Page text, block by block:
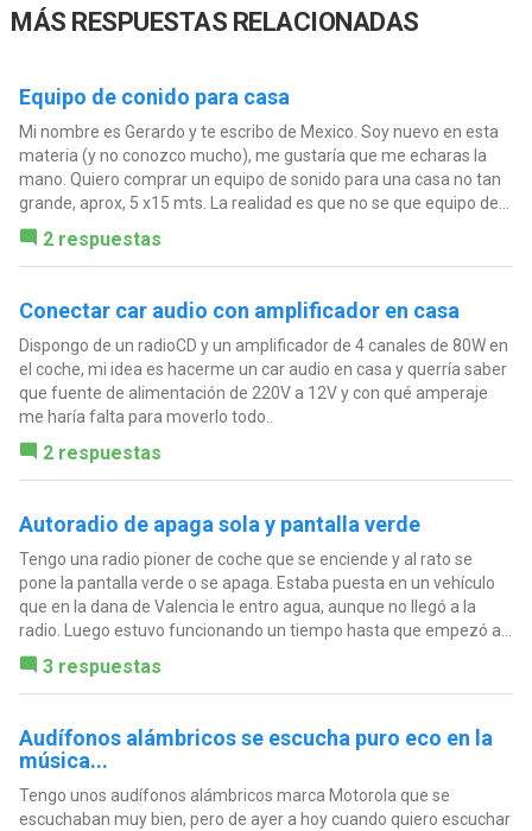
MÁS RESPUESTAS RELACIONADAS
Equipo de conido para casa
Mi nombre es Gerardo y te escribo de Mexico. Soy nuevo en esta
materia (y no conozco mucho), me gustaría que me echaras la
mano. Quiero comprar un equipo de sonido para una casa no tan
grande, aprox, 5 x15 mts. La realidad es que no se que equipo de...
2 respuestas
Conectar car audio con amplificador en casa
Dispongo de un radioCD y un amplificador de 4 canales de 80W en
el coche, mi idea es hacerme un car audio en casa y querría saber
que fuente de alimentación de 220V a 12V y con qué amperaje
me haría falta para moverlo todo..
2 respuestas
Autoradio de apaga sola y pantalla verde
Tengo una radio pioner de coche que se enciende y al rato se
pone la pantalla verde o se apaga. Estaba puesta en un vehículo
que en la dana de Valencia le entro agua, aunque no llegó a la
radio. Luego estuvo funcionando un tiempo hasta que empezó a...
3 respuestas
Audífonos alámbricos se escucha puro eco en la
música...
Tengo unos audífonos alámbricos marca Motorola que se
escuchaban muy bien, pero de ayer a hoy cuando quiero escuchar